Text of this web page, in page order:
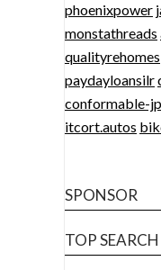
phoenixpower
monstathreads
qualityrehomes
paydayloansilr
conformable-jp
itcort.autos
SPONSOR
TOP SEARCH